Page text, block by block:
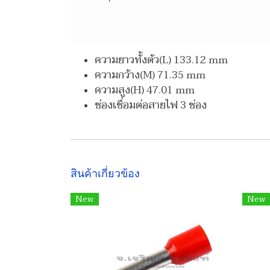
ความยาวทั้งตัว(L) 133.12 mm
ความกว้าง(M) 71.35 mm
ความสูง(H) 47.01 mm
ช่องเชื่อมต่อสายไฟ 3 ช่อง
สินค้าเกี่ยวข้อง
New New